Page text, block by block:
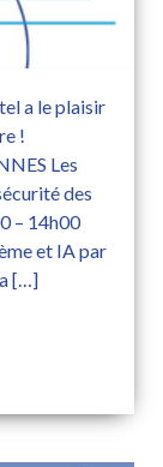
a le plaisir
!
Les
des
– 14h00
et IA par
[…]